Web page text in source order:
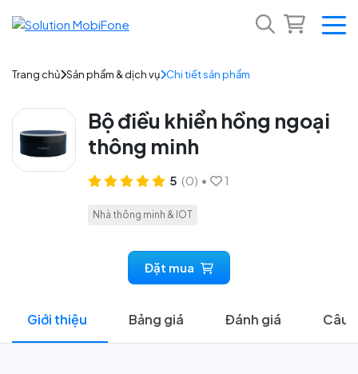
Trang chủ Sản phẩm & dịch vụ Chi tiết sản phẩm
Bộ điều khiển hồng ngoại
thông minh
5 (0) • 1
Nhà thông minh & IOT
Đặt mua
Giới thiệu Bảng giá Đánh giá Câu